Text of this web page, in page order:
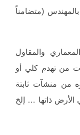
(متضامناً
المعماري والمقاول
من تهدم كلي أو
من منشآت ثابتة
ذاتها … إلخ